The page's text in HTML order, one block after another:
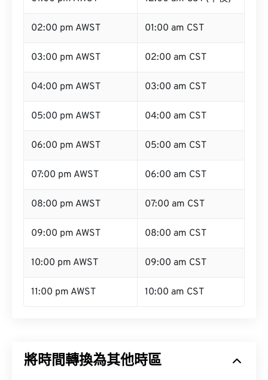
02:00 pm AWST 01:00 am CST
03:00 pm AWST 02:00 am CST
04:00 pm AWST 03:00 am CST
05:00 pm AWST 04:00 am CST
06:00 pm AWST 05:00 am CST
07:00 pm AWST 06:00 am CST
08:00 pm AWST 07:00 am CST
09:00 pm AWST 08:00 am CST
10:00 pm AWST 09:00 am CST
11:00 pm AWST 10:00 am CST
將時間轉換為其他時區